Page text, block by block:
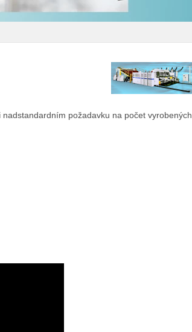
požadavku na počet vyrobených